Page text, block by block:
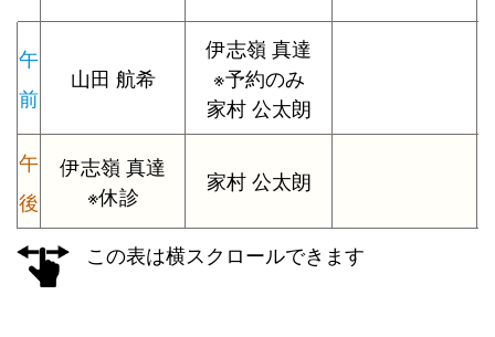
午
前
山田 航希
伊志嶺 真達
※予約のみ
家村 公太朗
午
後
伊志嶺 真達
※休診
家村 公太朗
この表は横スクロールできます